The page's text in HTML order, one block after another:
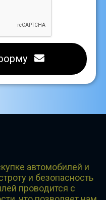
автомобилей и
и безопасность
проводится с